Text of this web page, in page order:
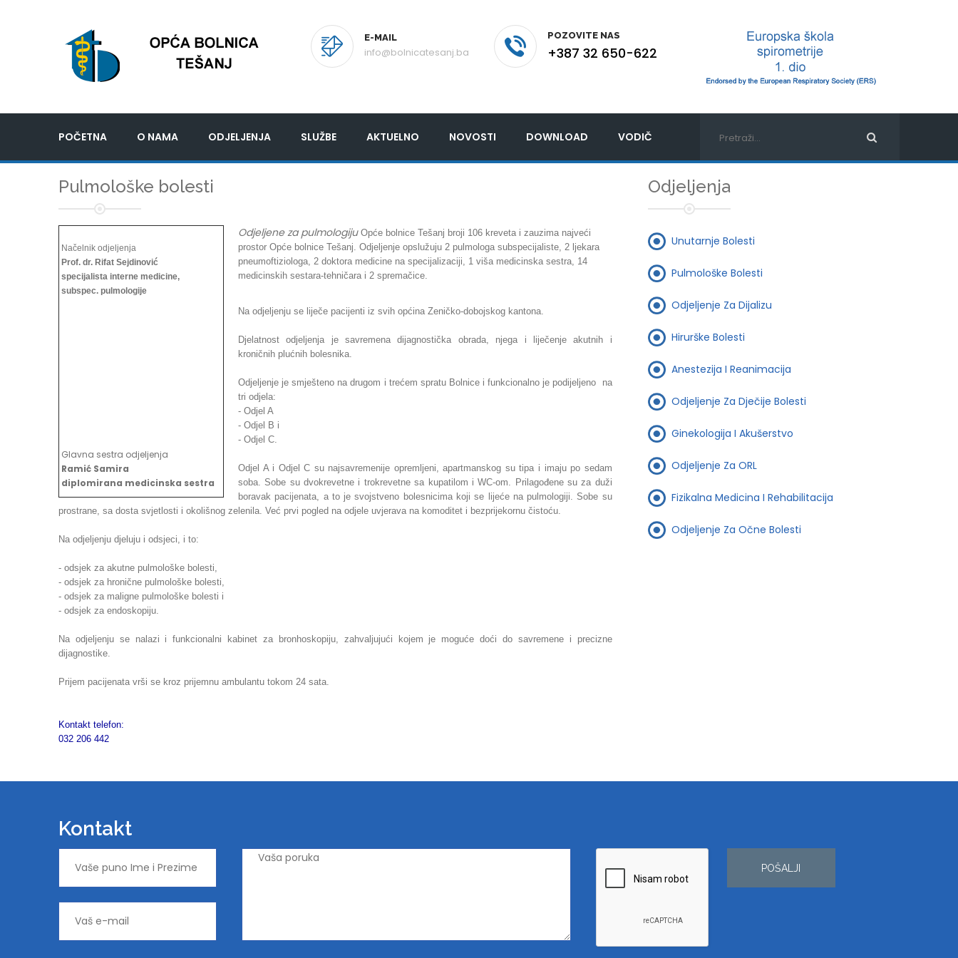
E-MAIL
info@bolnicatesanj.ba
POZOVITE NAS
+387 32 650-622
POČETNA O NAMA ODJELJENJA SLUŽBE AKTUELNO NOVOSTI DOWNLOAD VODIČ
Pulmološke bolesti
Načelnik odjeljenja
Prof. dr. Rifat Sejdinović
specijalista interne medicine,
subspec. pulmologije
Glavna sestra odjeljenja
Ramić Samira
diplomirana medicinska sestra
Odjeljene za pulmologijuOpće bolnice Tešanj broji 106 kreveta i zauzima najveći
prostor Opće bolnice Tešanj. Odjeljenje opslužuju 2 pulmologa subspecijaliste, 2 ljekara
pneumoftiziologa, 2 doktora medicine na specijalizaciji, 1 viša medicinska sestra, 14
medicinskih sestara-tehničara i 2 spremačice.
Na odjeljenju se liječe pacijenti iz svih općina Zeničko-dobojskog kantona.
Djelatnost odjeljenja je savremena dijagnostička obrada, njega i liječenje akutnih i
kroničnih plućnih bolesnika.
Odjeljenje je smješteno na drugom i trećem spratu Bolnice i funkcionalno je podijeljeno na
tri odjela:
- Odjel A
- Odjel B i
- Odjel C.
Odjel A i Odjel C su najsavremenije opremljeni, apartmanskog su tipa i imaju po sedam
soba. Sobe su dvokrevetne i trokrevetne sa kupatilom i WC-om. Prilagođene su za duži
boravak pacijenata, a to je svojstveno bolesnicima koji se lijeće na pulmologiji. Sobe su
prostrane, sa dosta svjetlosti i okolišnog zelenila. Već prvi pogled na odjele uvjerava na komoditet i bezprijekornu čistoću.
Na odjeljenju djeluju i odsjeci, i to:
- odsjek za akutne pulmološke bolesti,
- odsjek za hronične pulmološke bolesti,
- odsjek za maligne pulmološke bolesti i
- odsjek za endoskopiju.
Na odjeljenju se nalazi i funkcionalni kabinet za bronhoskopiju, zahvaljujući kojem je moguće doći do savremene i precizne
dijagnostike.
Prijem pacijenata vrši se kroz prijemnu ambulantu tokom 24 sata.
Kontakt telefon:
032 206 442
Odjeljenja
Unutarnje Bolesti
Pulmološke Bolesti
Odjeljenje Za Dijalizu
Hirurške Bolesti
Anestezija I Reanimacija
Odjeljenje Za Dječije Bolesti
Ginekologija I Akušerstvo
Odjeljenje Za ORL
Fizikalna Medicina I Rehabilitacija
Odjeljenje Za Očne Bolesti
Kontakt
POŠALJI